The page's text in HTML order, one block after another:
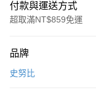
付款與運送方式
超取滿NT$859免運
信用卡一次付款
品牌
史努比